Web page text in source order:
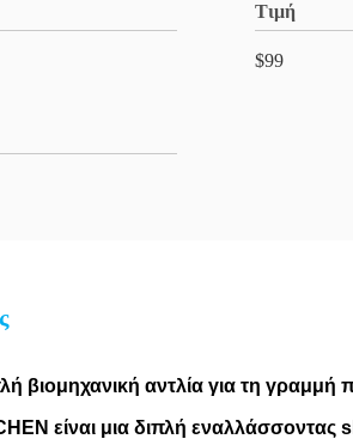
Τιμή
$99
βιομηχανική αντλία για τη γραμμή
είναι μια διπλή εναλλάσσοντας